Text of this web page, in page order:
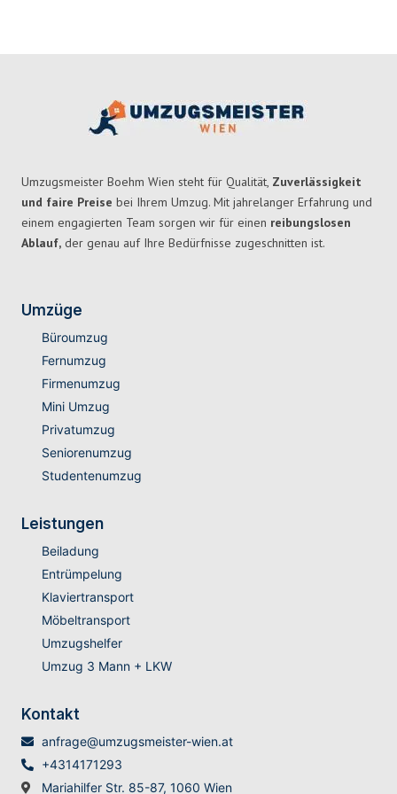
Umzugsmeister Boehm Wien steht für Qualität, Zuverlässigkeit
und faire Preise bei Ihrem Umzug. Mit jahrelanger Erfahrung und
einem engagierten Team sorgen wir für einen reibungslosen
Ablauf, der genau auf Ihre Bedürfnisse zugeschnitten ist.
Umzüge
Büroumzug
Fernumzug
Firmenumzug
Mini Umzug
Privatumzug
Seniorenumzug
Studentenumzug
Leistungen
Beiladung
Entrümpelung
Klaviertransport
Möbeltransport
Umzugshelfer
Umzug 3 Mann + LKW
Kontakt
anfrage@umzugsmeister-wien.at
+4314171293
Mariahilfer Str. 85-87, 1060 Wien